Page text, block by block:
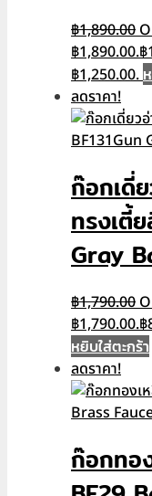
฿1,890.00
฿1,890.00.฿
฿1,250.00.
ลดราคา!
ก๊อกเดี่
ทรงเตี้
Gray
฿1,790.00
฿1,790.00.฿
หยิบใส่ตะกร้า
ลดราคา!
ก๊อกทอ